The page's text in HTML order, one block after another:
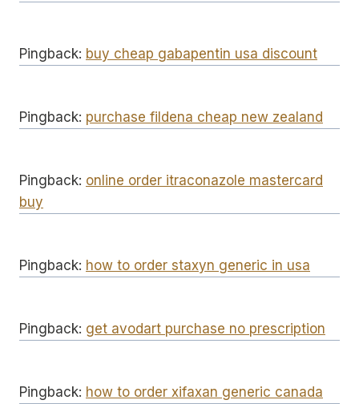
Pingback: buy cheap gabapentin usa discount
Pingback: purchase fildena cheap new zealand
Pingback: online order itraconazole mastercard
buy
Pingback: how to order staxyn generic in usa
Pingback: get avodart purchase no prescription
Pingback: how to order xifaxan generic canada